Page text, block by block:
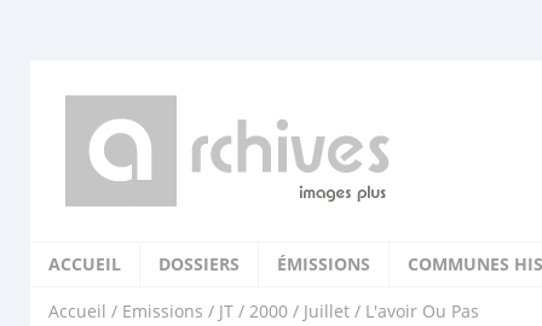
ACCUEIL DOSSIERS ÉMISSIONS COMMUNES
Accueil / Emissions / JT / 2000 / Juillet / L'avoir Ou Pas